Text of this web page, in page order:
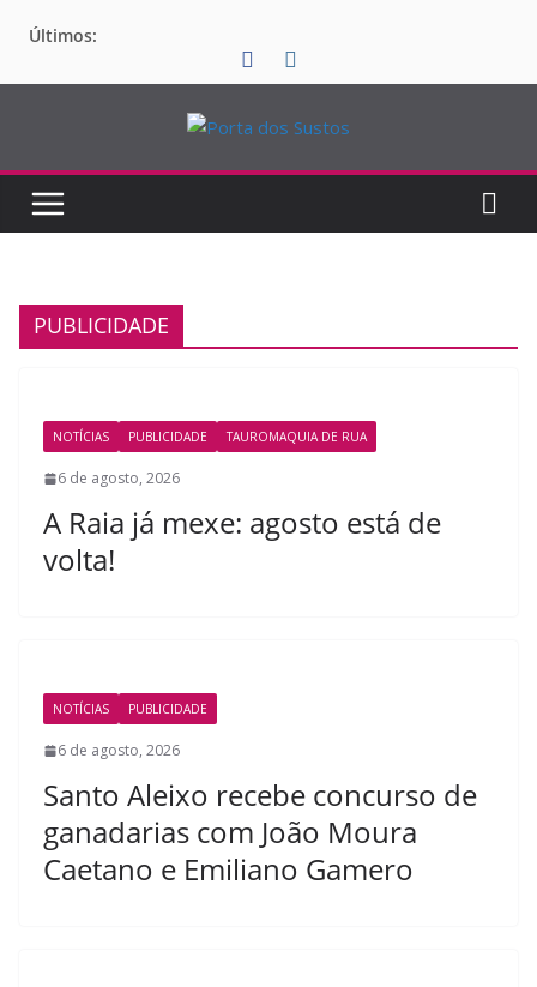
paraÚltimos:
PUBLICIDADE
NOTÍCIAS PUBLICIDADE TAUROMAQUIA DE RUA
6 de agosto, 2026
A Raia já mexe: agosto está de
volta!
NOTÍCIAS PUBLICIDADE
6 de agosto, 2026
Santo Aleixo recebe concurso de
ganadarias com João Moura
Caetano e Emiliano Gamero